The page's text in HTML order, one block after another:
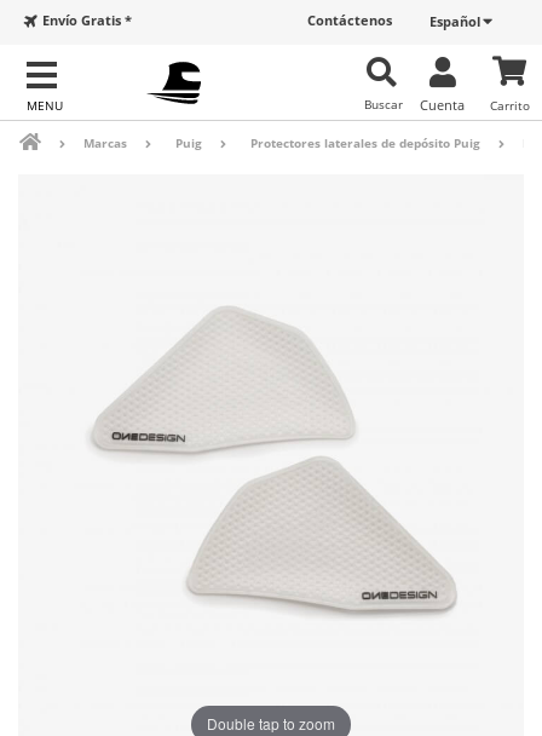
Español
Contáctenos
Envío Gratis *
Carrito
Cuenta
Buscar
Marcas Puig Protectores laterales de depósito Puig
Double tap to zoom